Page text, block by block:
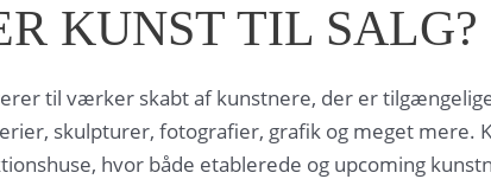
KUNST TIL SALG?
til værker skabt af kunstnere, der er
skulpturer, fotografier, grafik og meget
hvor både etablerede og upcoming